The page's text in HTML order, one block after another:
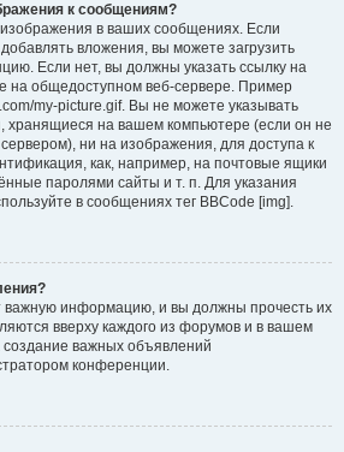
к сообщениям?
в ваших сообщениях. Если
вложения, вы можете загрузить
Если нет, вы должны указать ссылку на
на общедоступном веб-сервере. Пример
my-picture.gif. Вы не можете указывать
хранящиеся на вашем компьютере (если он не
ни на изображения, для доступа к
как, например, на почтовые ящики
паролями сайты и т. п. Для указания
в сообщениях тег BBCode [img].
важную информацию, и вы должны прочесть их
вверху каждого из форумов и в вашем
важных объявлений
конференции.